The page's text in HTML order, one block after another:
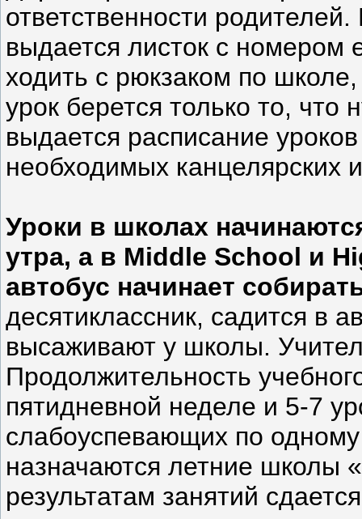
ответственности
выдается листок с номером
ходить с рюкзаком по
урок берется только то, что
выдается расписание
необходимых канцелярских
Уроки в школах
утра, а в Middle School и
автобус начинает
десятиклассник, садится в
высаживают у школы.
Продолжительность
пятидневной неделе и 5-7
слабоуспевающих по
назначаются летние школы
результатам занятий